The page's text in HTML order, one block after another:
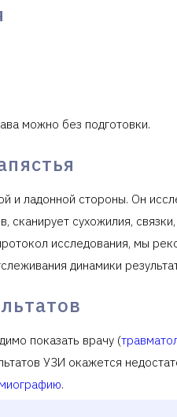
можно без подготовки.
и ладонной стороны. Он
сканирует сухожилия,
исследования, мы
динамики
показать врачу (
УЗИ окажется
.